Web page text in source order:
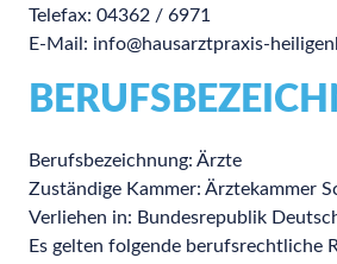
Telefax: 04362 / 6971
E-Mail: info@hausarztpraxis-
Berufsbezeichnung: Ärzte
Zuständige Kammer: Ärztekammer
Verliehen in: Bundesrepublik
Es gelten folgende berufsrechtliche